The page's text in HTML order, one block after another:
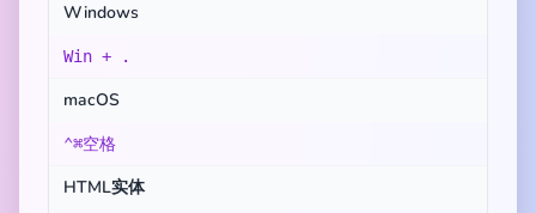
Windows
Win + .
macOS
⌃⌘空格
HTML实体